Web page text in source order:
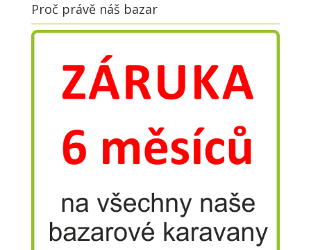
Proč právě náš bazar